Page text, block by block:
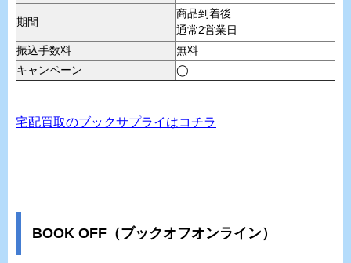
期間
商品到着後
通常2営業日
振込手数料
無料
キャンペーン
◯
宅配買取のブックサプライはコチラ
BOOK OFF（ブックオフオンライン）